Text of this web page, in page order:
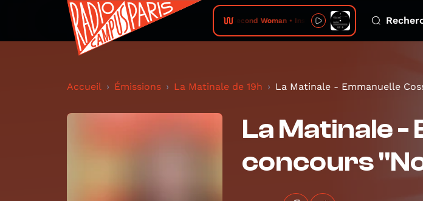
Second Woman • Instant II
Accueil Émissions La Matinale de 19h La Matinale - Emmanuelle
La Matinale -
concours